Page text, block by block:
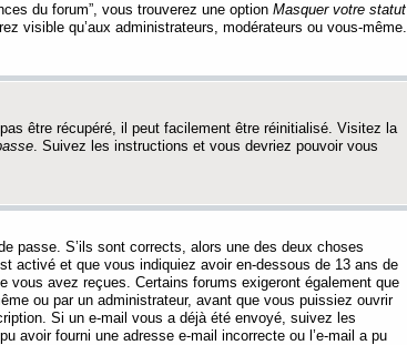
du forum”, vous trouverez une option Masquer votre statut
visible qu’aux administrateurs, modérateurs ou vous-même.
être récupéré, il peut facilement être réinitialisé. Visitez la
. Suivez les instructions et vous devriez pouvoir vous
passe. S’ils sont corrects, alors une des deux choses
activé et que vous indiquiez avoir en-dessous de 13 ans de
vous avez reçues. Certains forums exigeront également que
ou par un administrateur, avant que vous puissiez ouvrir
Si un e-mail vous a déjà été envoyé, suivez les
avoir fourni une adresse e-mail incorrecte ou l’e-mail a pu